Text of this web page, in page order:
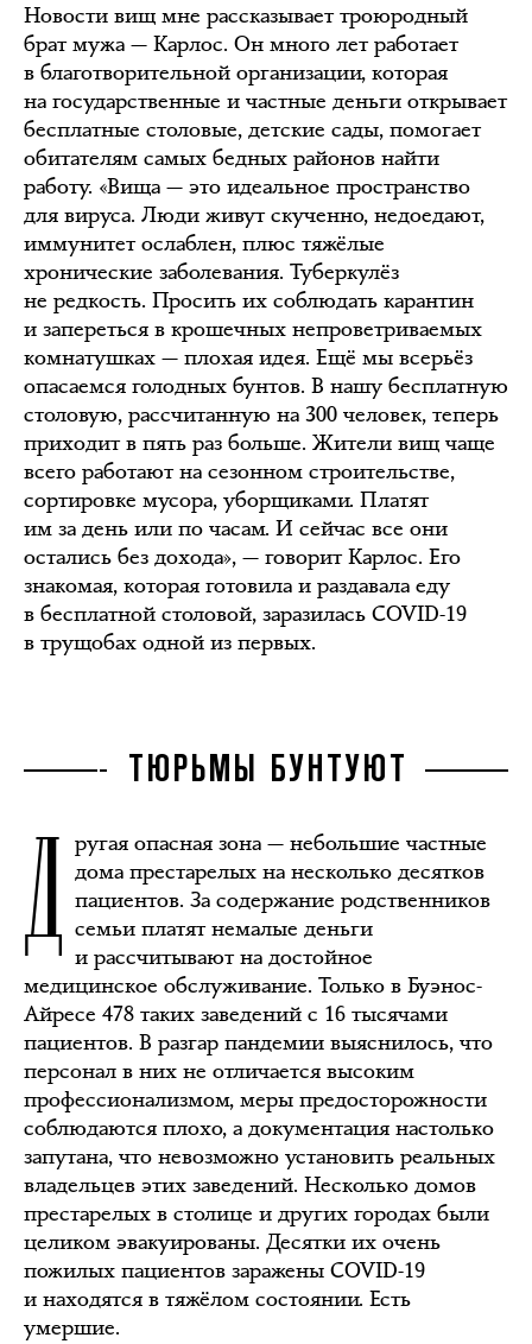
Новости вищ мне рассказывает троюродный
брат мужа — Карлос. Он много лет работает
в благотворительной организации, которая
на государственные и частные деньги открывает
бесплатные столовые, детские сады, помогает
обитателям самых бедных районов найти
работу. «Вища — это идеальное пространство
для вируса. Люди живут скученно, недоедают,
иммунитет ослаблен, плюс тяжёлые
хронические заболевания. Туберкулёз
не редкость. Просить их соблюдать карантин
и запереться в крошечных непроветриваемых
комнатушках — плохая идея. Ещё мы всерьёз
опасаемся голодных бунтов. В нашу бесплатную
столовую, рассчитанную на 300 человек, теперь
приходит в пять раз больше. Жители вищ чаще
всего работают на сезонном строительстве,
сортировке мусора, уборщиками. Платят
им за день или по часам. И сейчас все они
остались без дохода», — говорит Карлос. Его
знакомая, которая готовила и раздавала еду
в бесплатной столовой, заразилась COVID-19
в трущобах одной из первых.
ТЮРЬМЫ БУНТУЮТ
Д ругая опасная зона — небольшие частные
дома престарелых на несколько десятков
пациентов. За содержание родственников
семьи платят немалые деньги
и рассчитывают на достойное
медицинское обслуживание. Только в Буэнос-
Айресе 478 таких заведений с 16 тысячами
пациентов. В разгар пандемии выяснилось, что
персонал в них не отличается высоким
профессионализмом, меры предосторожности
соблюдаются плохо, а документация настолько
запутана, что невозможно установить реальных
владельцев этих заведений. Несколько домов
престарелых в столице и других городах были
целиком эвакуированы. Десятки их очень
пожилых пациентов заражены COVID-19
и находятся в тяжёлом состоянии. Есть
умершие.